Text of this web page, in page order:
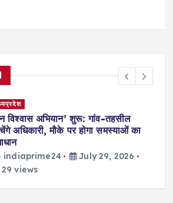
विश्वास अभियान’ शुरू: गांव-तहसील
अधिकारी, मौके पर होगा समस्याओं का
indiaprime24
July 29, 2026
views